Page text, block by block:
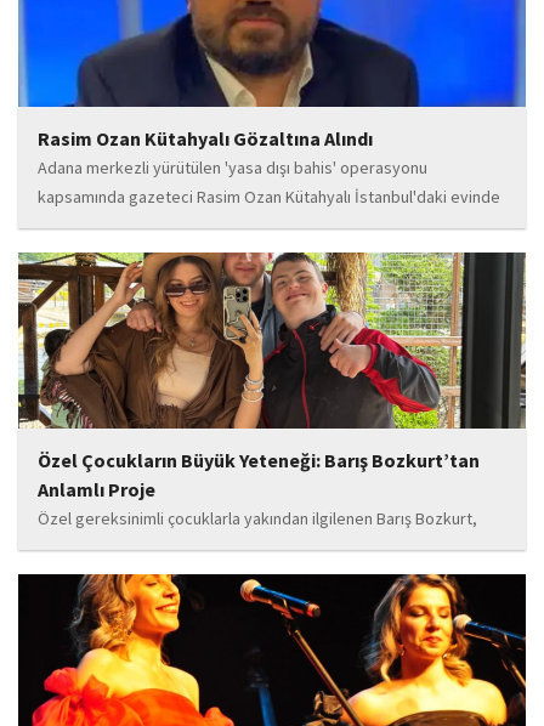
Rasim Ozan Kütahyalı Gözaltına Alındı
Adana merkezli yürütülen 'yasa dışı bahis' operasyonu
kapsamında gazeteci Rasim Ozan Kütahyalı İstanbul'daki evinde
gözaltına alındı.
Özel Çocukların Büyük Yeteneği: Barış Bozkurt’tan
Anlamlı Proje
Özel gereksinimli çocuklarla yakından ilgilenen Barış Bozkurt,
hayata geçirdiği örnek çalışma ile hem eğitim camiasının hem de
toplumun dikkatini çekiyor. “Hayatta yaşattığın mutluluk en güzel
hediyedir” anlayışıyla yola çıkan Bozkurt,...